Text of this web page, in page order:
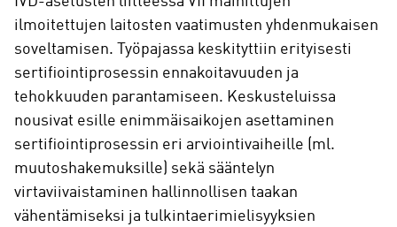
ilmoitettujen laitosten vaatimusten yhdenmukaisen
soveltamisen. Työpajassa keskityttiin erityisesti
sertifiointiprosessin ennakoitavuuden ja
tehokkuuden parantamiseen. Keskusteluissa
nousivat esille enimmäisaikojen asettaminen
sertifiointiprosessin eri arviointivaiheille (ml.
muutoshakemuksille) sekä sääntelyn
virtaviivaistaminen hallinnollisen taakan
vähentämiseksi ja tulkintaerimielisyyksien